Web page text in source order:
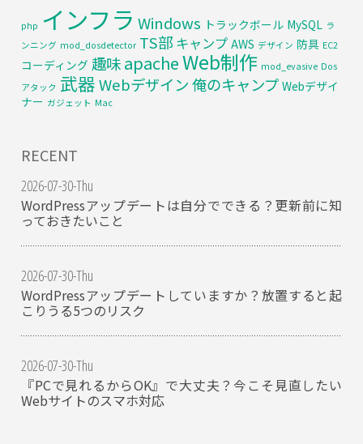
php インフラ Windows トラックボール MySQL ラ
ンニング mod_dosdetector TS部 キャンプ AWS デザイン 防具 EC2
コーディング 趣味apacheWeb制作 mod_evasive Dos
アタック 武器Webデザイン俺のキャンプ Webデザイ
ナー ガジェット Mac
RECENT
2026-07-30-Thu
WordPressアップデートは自分でできる？更新前に知
っておきたいこと
2026-07-30-Thu
WordPressアップデートしていますか？放置すると起
こりうる5つのリスク
2026-07-30-Thu
『PCで見れるからOK』で大丈夫？今こそ見直したい
Webサイトのスマホ対応